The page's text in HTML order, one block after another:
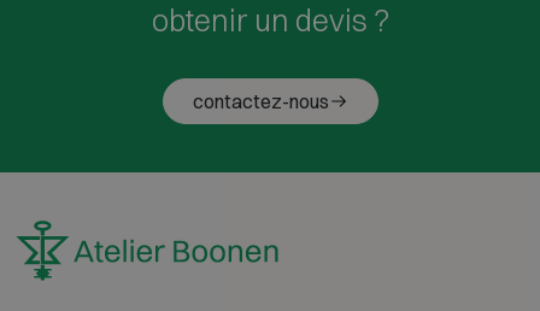
obtenir un devis ?
contactez-nous